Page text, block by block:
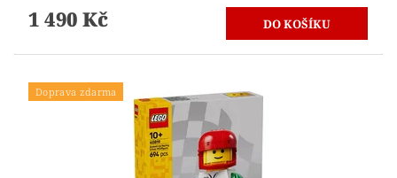
1 490 Kč
Doprava zdarma